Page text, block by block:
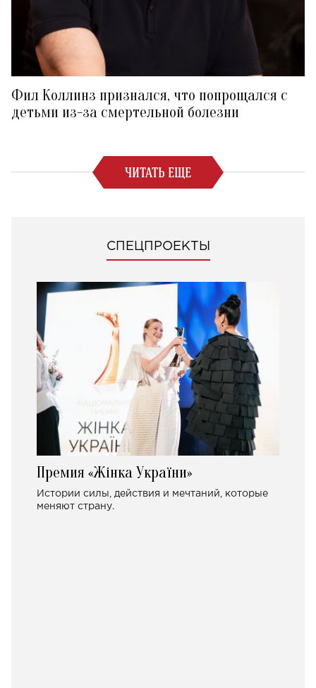
Фил Коллинз признался, что попрощался с
детьми из-за смертельной болезни
ЧИТАТЬ ЕЩЕ
СПЕЦПРОЕКТЫ
Премия «Жінка України»
Истории силы, действия и мечтаний, которые
меняют страну.